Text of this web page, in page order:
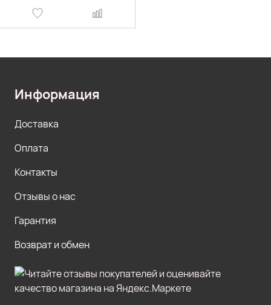
Информация
Доставка
Оплата
Контакты
Отзывы о нас
Гарантия
Возврат и обмен